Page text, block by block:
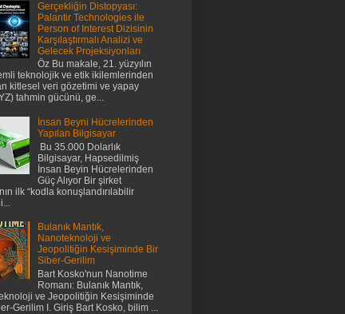
Gerçekliğin Distopyası:
Palantir Technologies ile
Person of Interest Dizisinin
Karşılaştırmalı Analizi ve
Gelecek Projeksiyonları
Öz Bu makale, 21. yüzyılın
teknolojik ve etik ikilemlerinden
kitlesel veri gözetimi ve yapay
tahmin gücünü, ge...
İnsan Beyni Hücrelerinden
Yapılan Bilgisayar
Bu 35.000 Dolarlık
Bilgisayar, Hapsedilmiş
İnsan Beyin Hücrelerinden
Güç Alıyor Bir şirket
ilk “kodla konuşlandırılabilir
Bulanık Mantık,
Nanoteknoloji ve
Jeopolitiğin Kesişiminde Bir
Siber-Gerilim
Bart Kosko'nun Nanotime
Romanı: Bulanık Mantık,
ve Jeopolitiğin Kesişiminde
Gerilim I. Giriş Bart Kosko, bilim ...